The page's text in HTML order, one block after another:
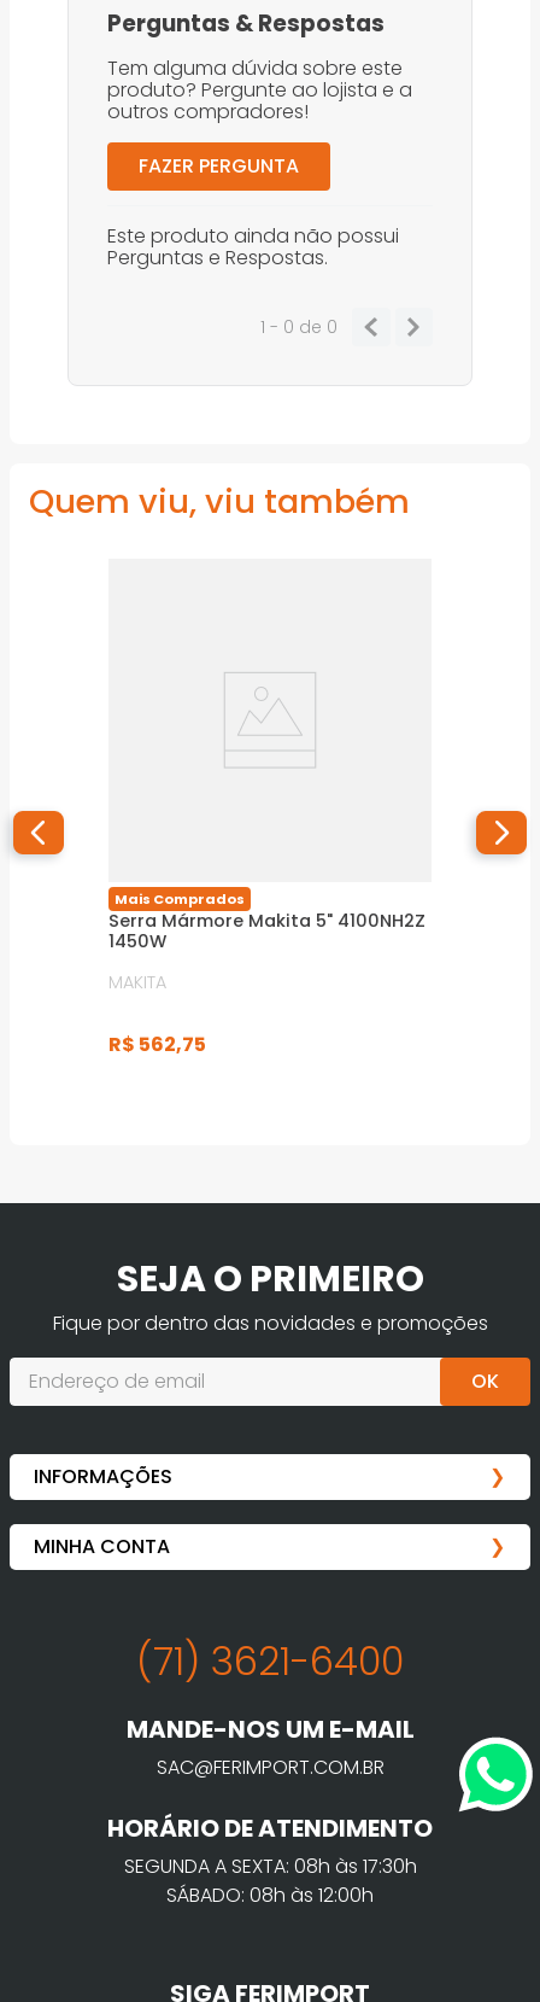
Perguntas &Respostas
Tem alguma dúvida sobre este
produto? Pergunte ao lojista e a
outros compradores!
FAZER PERGUNTA
Este produto ainda não possui
Perguntas e Respostas.
1 - 0 de 0
Quem viu, viu também
Mais Comprados
Serra Mármore Makita 5" 4100NH2Z
1450W
MAKITA
R$ 562,75
SEJA O PRIMEIRO
Fique por dentro das novidades e promoções
OK
(71) 3621-6400
MANDE-NOS UM E-MAIL
SAC@FERIMPORT.COM.BR
HORÁRIO DE ATENDIMENTO
SEGUNDA A SEXTA: 08h às 17:30h
SÁBADO: 08h às 12:00h
SIGA FERIMPORT